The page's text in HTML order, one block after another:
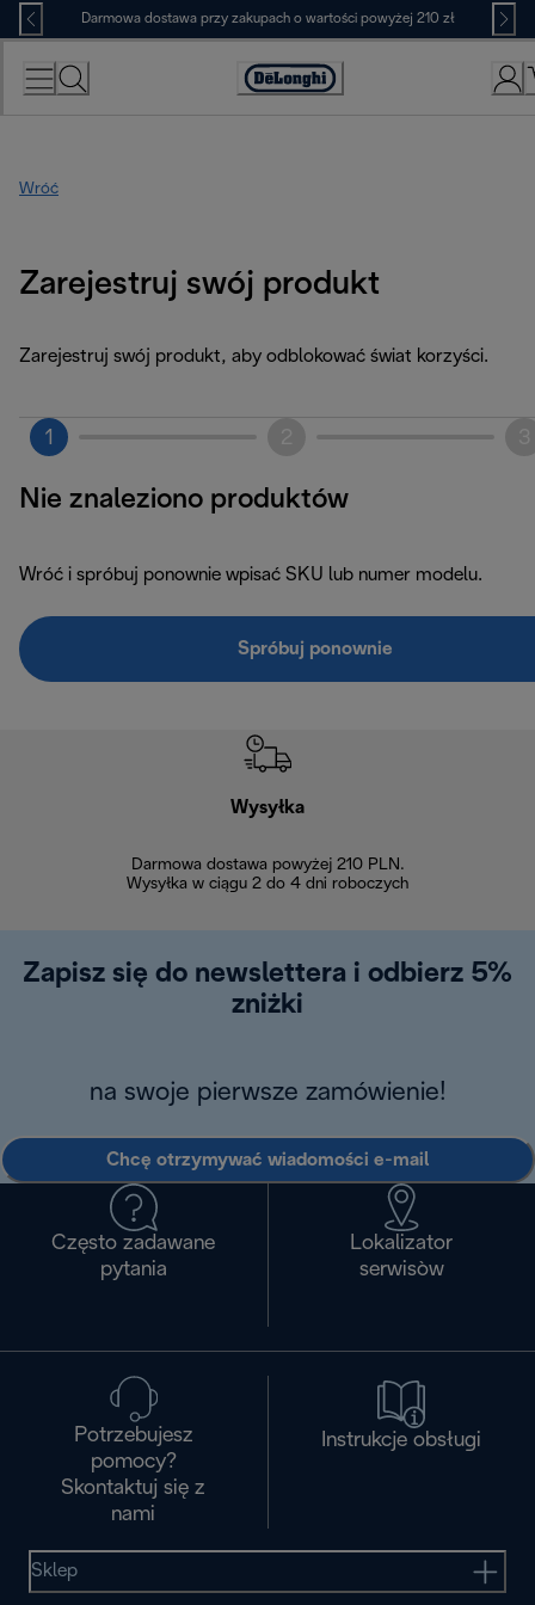
Skip
to
Content
Darmowa dostawa przy zakupach o wartości powyżej 210 zł
Deklaracja
Wróć
Zarejestruj swój produkt
Zarejestruj swój produkt, aby odblokować świat korzyści.
1
Nie znaleziono produktów
Wróć i spróbuj ponownie wpisać SKU lub numer modelu.
Spróbuj ponownie
Wysyłka
Darmowa dostawa powyżej 210 PLN.
Wysyłka w ciągu 2 do 4 dni roboczych
Zapisz się do newslettera i odbierz 5%
zniżki
na swoje pierwsze zamówienie!
Chcę otrzymywać wiadomości e-mail
Często zadawane
pytania
Lokalizator
serwisòw
Potrzebujesz
pomocy?
Skontaktuj się z
nami
Instrukcje obsługi
Sklep